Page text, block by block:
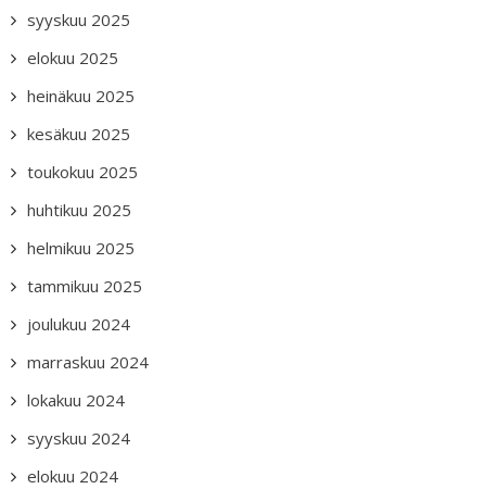
syyskuu 2025
elokuu 2025
heinäkuu 2025
kesäkuu 2025
toukokuu 2025
huhtikuu 2025
helmikuu 2025
tammikuu 2025
joulukuu 2024
marraskuu 2024
lokakuu 2024
syyskuu 2024
elokuu 2024